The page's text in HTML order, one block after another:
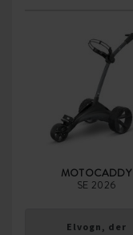
MOTOCADDY
SE 2026
Elvogn, der